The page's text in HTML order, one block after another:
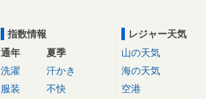
指数情報
通年
洗濯
服装
夏季
汗かき
不快
レジャー天気
山の天気
海の天気
空港